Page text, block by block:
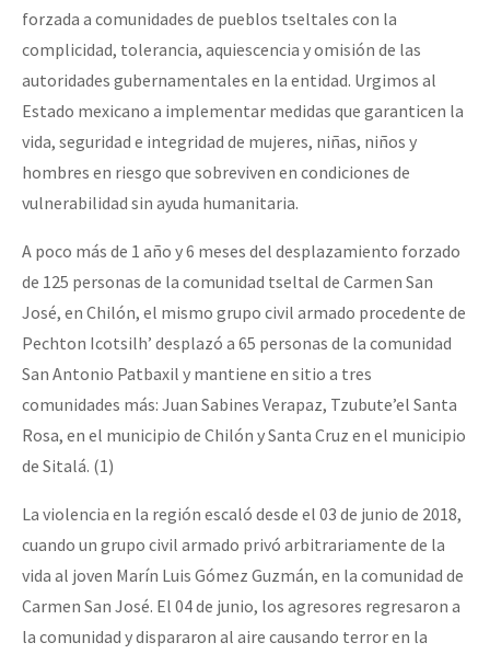
Niñxs
ETIQUETAS
MULTIMEDIA
Audio
Fotorreportaje
Semillero Guerra contra la Humanidad. (Las poblaciones y
la naturaleza bajo asedio)
Libros para descargar
Medios Libres
COVID-19
Eventos
Contacto
Se o México sabe, que o mundo saiba! Nossas lutas pela
[25 abr – CDMX] Tokín por el CNI: 30 años de Resistencia y
forzada a comunidades de pueblos tseltales con la
complicidad, tolerancia, aquiescencia y omisión de las
autoridades gubernamentales en la entidad. Urgimos al
Estado mexicano a implementar medidas que garanticen la
vida, seguridad e integridad de mujeres, niñas, niños y
hombres en riesgo que sobreviven en condiciones de
vulnerabilidad sin ayuda humanitaria.
A poco más de 1 año y 6 meses del desplazamiento forzado
de 125 personas de la comunidad tseltal de Carmen San
José, en Chilón, el mismo grupo civil armado procedente de
Pechton Icotsilh’ desplazó a 65 personas de la comunidad
San Antonio Patbaxil y mantiene en sitio a tres
comunidades más: Juan Sabines Verapaz, Tzubute’el Santa
Rosa, en el municipio de Chilón y Santa Cruz en el municipio
de Sitalá. (1)
La violencia en la región escaló desde el 03 de junio de 2018,
cuando un grupo civil armado privó arbitrariamente de la
vida al joven Marín Luis Gómez Guzmán, en la comunidad de
Carmen San José. El 04 de junio, los agresores regresaron a
la comunidad y dispararon al aire causando terror en la